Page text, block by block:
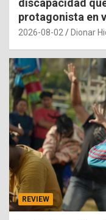
discapacidad
protagonista en
2026-08-02 Dionar
REVIEW